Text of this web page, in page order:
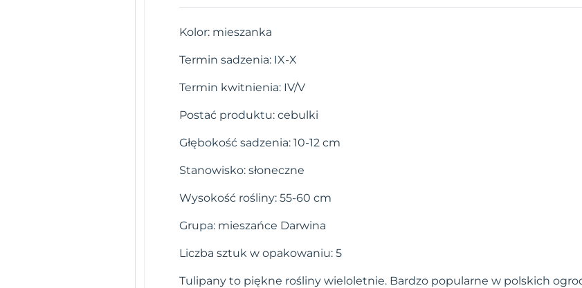
Kolor: mieszanka
Termin sadzenia: IX-X
Termin kwitnienia: IV/V
Postać produktu: cebulki
Głębokość sadzenia: 10-12 cm
Stanowisko: słoneczne
Wysokość rośliny: 55-60 cm
Grupa: mieszańce Darwina
Liczba sztuk w opakowaniu: 5
Tulipany to piękne rośliny wieloletnie. Bardzo popularne w polskich